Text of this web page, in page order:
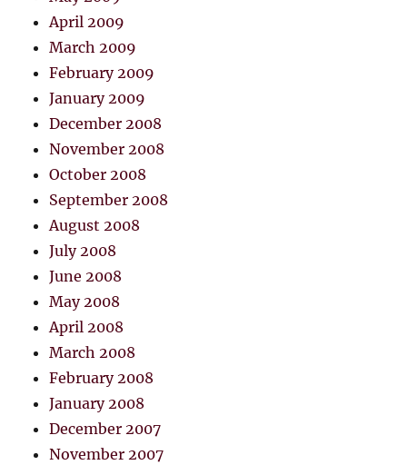
April 2009
March 2009
February 2009
January 2009
December 2008
November 2008
October 2008
September 2008
August 2008
July 2008
June 2008
May 2008
April 2008
March 2008
February 2008
January 2008
December 2007
November 2007